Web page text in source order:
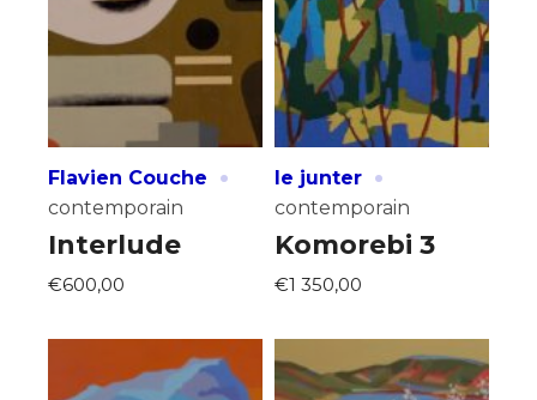
Flavien Couche ·
contemporain
Interlude
€600,00
le junter ·
contemporain
Komorebi 3
€1 350,00